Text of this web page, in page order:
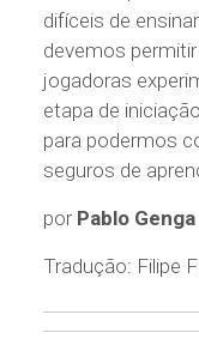
difíceis de
devemos
jogadoras
etapa de iniciação.
para podermos
seguros de
por Pablo Genga
Tradução: Filipe